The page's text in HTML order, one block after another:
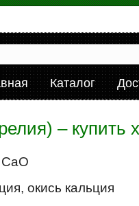
Каталог
– купить
CaO
окись кальция